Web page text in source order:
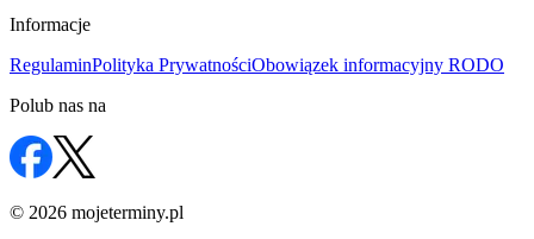
Informacje
RegulaminPolityka PrywatnościObowiązek informacyjny RODO
Polub nas na
© 2026 mojeterminy.pl